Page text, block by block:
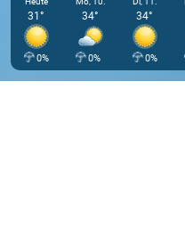
31°
0%
34°
0%
34°
0%